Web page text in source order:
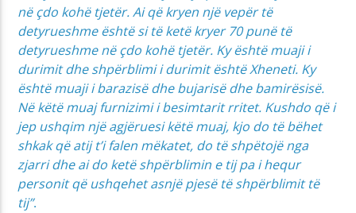
në çdo kohë tjetër. Ai që kryen një vepër të
detyrueshme është si të ketë kryer 70 punë të
detyrueshme në çdo kohë tjetër. Ky është muaji i
durimit dhe shpërblimi i durimit është Xheneti. Ky
është muaji i barazisë dhe bujarisë dhe bamirësisë.
Në këtë muaj furnizimi i besimtarit rritet. Kushdo që i
jep ushqim një agjëruesi këtë muaj, kjo do të bëhet
shkak që atij t’i falen mëkatet, do të shpëtojë nga
zjarri dhe ai do ketë shpërblimin e tij pa i hequr
personit që ushqehet asnjë pjesë të shpërblimit të
tij”.